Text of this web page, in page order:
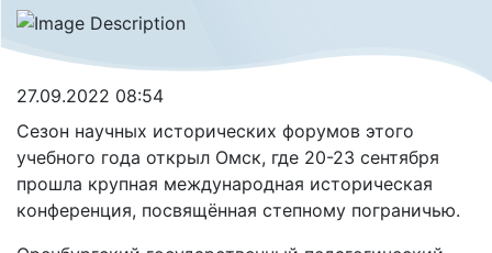
27.09.2022 08:54
Сезон научных исторических форумов этого
учебного года открыл Омск, где 20-23 сентября
прошла крупная международная историческая
конференция, посвящённая степному пограничью.